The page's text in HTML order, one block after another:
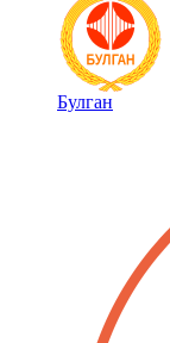
Булган